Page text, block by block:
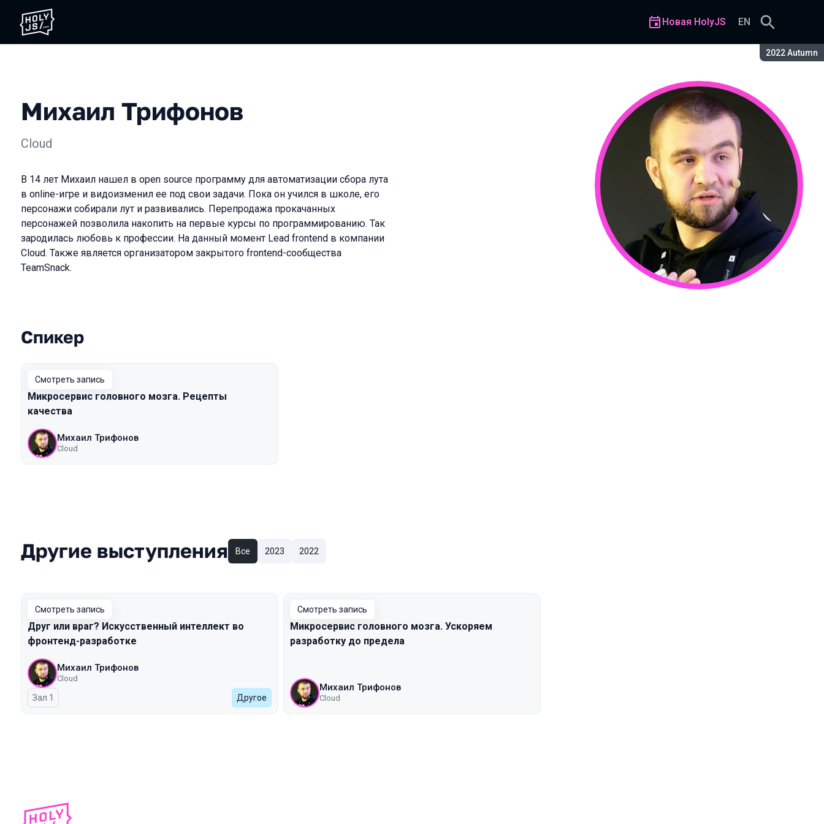
Сезон:
2022 Autumn
Новая HolyJS EN
Михаил Трифонов
Cloud
В 14 лет Михаил нашел в open source программу для автоматизации сбора лута
в online-игре и видоизменил ее под свои задачи. Пока он учился в школе, его
персонажи собирали лут и развивались. Перепродажа прокачанных
персонажей позволила накопить на первые курсы по программированию. Так
зародилась любовь к профессии. На данный момент Lead frontend в компании
Cloud. Также является организатором закрытого frontend-сообщества
TeamSnack.
Выступления в сезоне 2022 Autumn
Спикер
Смотреть запись
Микросервис головного мозга. Рецепты
качества
Михаил Трифонов
Cloud
Другие выступления Все 2023 2022
Смотреть запись
Друг или враг? Искусственный интеллект во
фронтенд-разработке
Михаил Трифонов
Cloud
Зал 1 Другое
Смотреть запись
Микросервис головного мозга. Ускоряем
разработку до предела
Михаил Трифонов
Cloud